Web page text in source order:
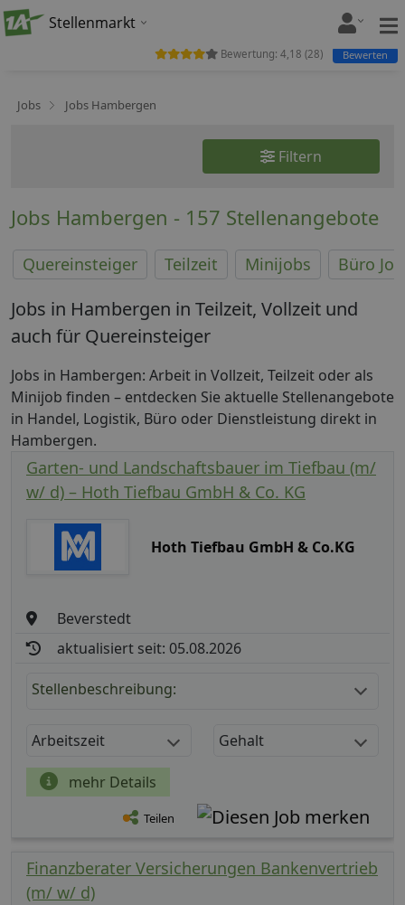
Stellenmarkt
Jobs Jobs Hambergen
Filtern
Jobs Hambergen - 157 Stellenangebote
Quereinsteiger Teilzeit Minijobs Büro
Bewertung: 4,18 (28) Bewerten
Jobs in Hambergen in Teilzeit, Vollzeit und
auch für Quereinsteiger
Jobs in Hambergen: Arbeit in Vollzeit, Teilzeit oder als
Minijob finden – entdecken Sie aktuelle Stellenangebote
in Handel, Logistik, Büro oder Dienstleistung direkt in
Hambergen.
Garten- und Landschaftsbauer im Tiefbau (m/
w/ d) – Hoth Tiefbau GmbH & Co. KG
Hoth Tiefbau GmbH & Co.KG
Beverstedt
aktualisiert seit: 05.08.2026
Stellenbeschreibung:
Arbeitszeit Gehalt
mehr Details
Teilen
Finanzberater Versicherungen Bankenvertrieb
(m/ w/ d)